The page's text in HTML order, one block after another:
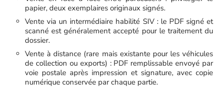
papier, deux exemplaires originaux signés.
Vente via un intermédiaire habilité SIV : le PDF signé et
scanné est généralement accepté pour le traitement du
dossier.
Vente à distance (rare mais existante pour les véhicules
de collection ou exports) : PDF remplissable envoyé par
voie postale après impression et signature, avec copie
numérique conservée par chaque partie.